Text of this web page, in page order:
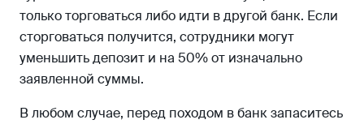
только торговаться либо идти в другой банк. Если
сторговаться получится, сотрудники могут
уменьшить депозит и на 50% от изначально
заявленной суммы.
В любом случае, перед походом в банк запаситесь